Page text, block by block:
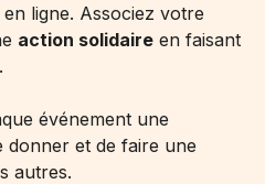
ligne. Associez votre
action solidaire en faisant
événement une
donner et de faire une
autres.